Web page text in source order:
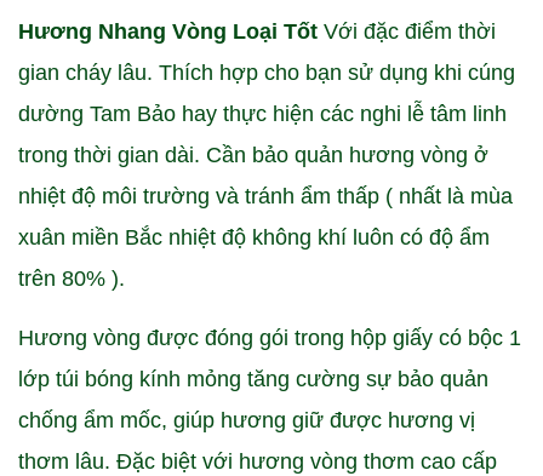
Hương Nhang Vòng Loại Tốt Với đặc điểm thời
gian cháy lâu. Thích hợp cho bạn sử dụng khi cúng
dường Tam Bảo hay thực hiện các nghi lễ tâm linh
trong thời gian dài. Cần bảo quản hương vòng ở
nhiệt độ môi trường và tránh ẩm thấp ( nhất là mùa
xuân miền Bắc nhiệt độ không khí luôn có độ ẩm
trên 80% ).
Hương vòng được đóng gói trong hộp giấy có bộc 1
lớp túi bóng kính mỏng tăng cường sự bảo quản
chống ẩm mốc, giúp hương giữ được hương vị
thơm lâu. Đặc biệt với hương vòng thơm cao cấp